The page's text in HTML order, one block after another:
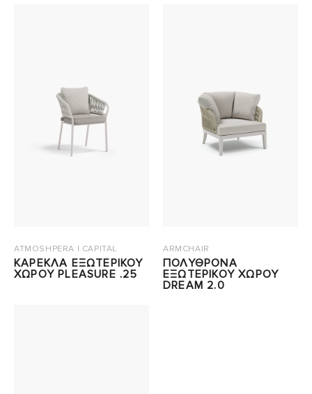
ATMOSHPERA | CAPITAL
ΚΑΡΕΚΛΑ ΕΞΩΤΕΡΙΚΟΥ
ΧΩΡΟΥ PLEASURE .25
ARMCHAIR
ΠΟΛΥΘΡΟΝΑ
ΕΞΩΤΕΡΙΚΟΥ ΧΩΡΟΥ
DREAM 2.0